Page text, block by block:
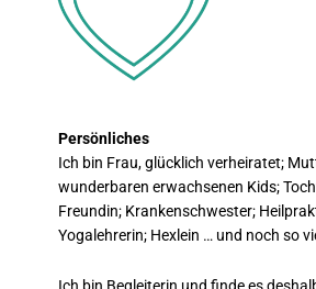
Persönliches
Ich bin Frau, glücklich verheiratet;
wunderbaren erwachsenen Kids;
Freundin; Krankenschwester;
Yogalehrerin; Hexlein … und noch so
Ich bin Begleiterin und finde es